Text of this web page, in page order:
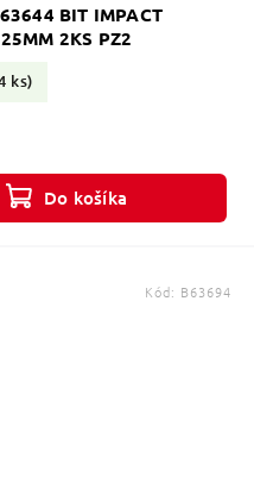
BIT IMPACT
2KS PZ2
ks)
Do košíka
Kód: B63694